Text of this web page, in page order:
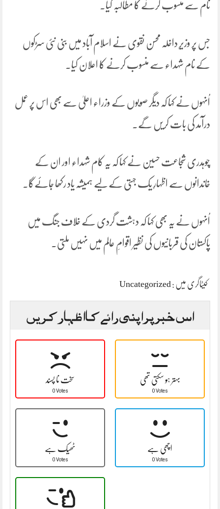
نام سے منسوب کرنے کا مطالبہ کیا۔
جس پر وزیرِ داخلہ محسن نقوی نے اسلام آباد میں بنی نئی سڑکوں
کے نام شہداء سے منسوب کرنے کا اعلان کیا۔
اُنہوں نے کہا کہ دیگر صوبوں کے وزراء اعلیٰ سے بھی اس پر عمل
درآمد کی بات کریں گے۔
چوہدری شجاعت حسین نے کہا کہ یہ کام شہداء اور ان کے
خاندانوں سے اظہارِ یک جہتی کے لیے ہمیشہ یاد رکھا جائےگا۔
اُنہوں نے یہ بھی کہا کہ دہشت گردی کے خلاف جنگ میں
پاکستان کی قربانیوں کی نظیر اقوامِ عالم میں نہیں ملتی۔
کیٹاگری میں : Uncategorized
اس خبر پر اپنی رائے کا اظہار کریں
سخت نا پسند
0 Votes
بہتر ہو سکتی تھی
0 Votes
ٹھیک ہے
0 Votes
اچھی ہے
0 Votes